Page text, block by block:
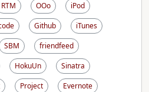
RTM OOo
iPod
Github
iTunes
SBM
friendfeed
HokuUn
Sinatra
Project
Evernote